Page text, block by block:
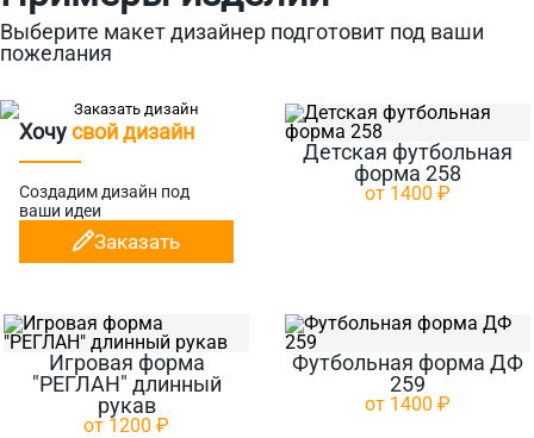
Выберите макет дизайнер подготовит под ваши
пожелания
Хочусвой дизайн
Создадим дизайн под
ваши идеи
Заказать
Детская футбольная
форма 258
от 1400 ₽
Игровая форма
"РЕГЛАН" длинный
рукав
от 1200 ₽
Футбольная форма ДФ
259
от 1400 ₽